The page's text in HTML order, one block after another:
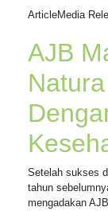
ArticleMedia
AJB
Setelah sukses
tahun
mengadakan